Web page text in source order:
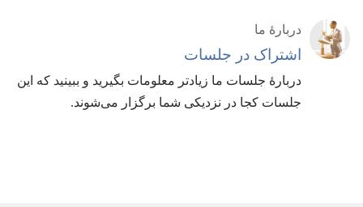
دربارهٔ ما
اشتراک در جلسات
دربارهٔ جلسات ما زیادتر معلومات بگیرید و ببینید که این
جلسات کجا در نزدیکی شما برگزار می‌شوند.‏